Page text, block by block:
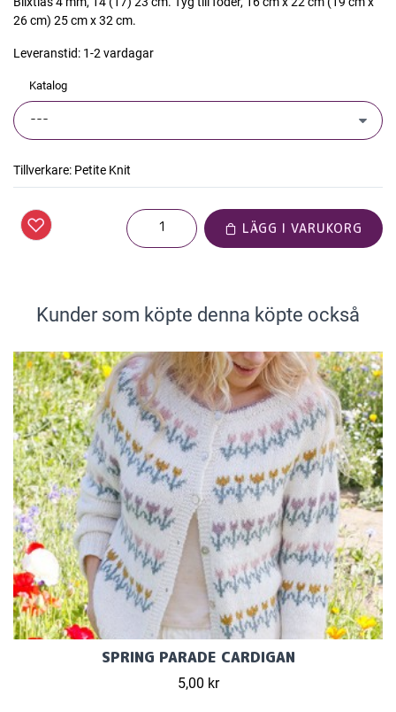
26 cm) 25 cm x 32 cm.
Leveranstid: 1-2 vardagar
Katalog
Tillverkare: Petite Knit
LÄGG I VARUKORG
Kunder som köpte denna köpte också
SPRING PARADE CARDIGAN
5,00 kr